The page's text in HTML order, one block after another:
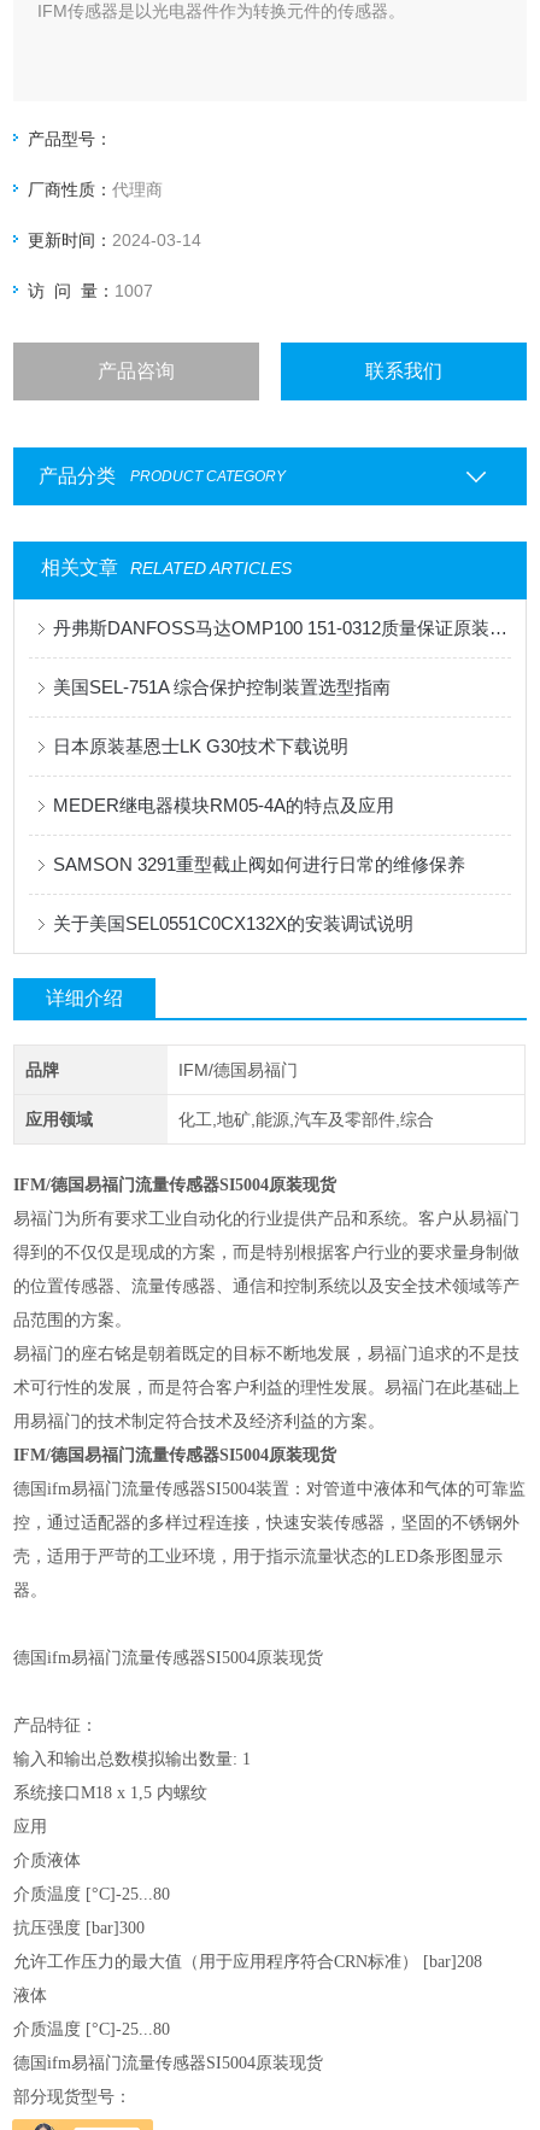
IFM传感器是以光电器件作为转换元件的传感器。
产品型号：
厂商性质：代理商
更新时间： 2024-03-14
访 问 量： 1007
产品咨询 联系我们
产品分类 PRODUCT CATEGORY
相关文章 RELATED ARTICLES
丹弗斯DANFOSS马达OMP100 151-0312质量保证原装现货供应
美国SEL-751A 综合保护控制装置选型指南
日本原装基恩士LK G30技术下载说明
MEDER继电器模块RM05-4A的特点及应用
SAMSON 3291重型截止阀如何进行日常的维修保养
关于美国SEL​0551C0CX132X的安装调试说明
详细介绍
品牌 IFM/德国易福门
应用领域 化工,地矿,能源,汽车及零部件,综合
IFM/德国易福门流量传感器SI5004原装现货
易福门为所有要求工业自动化的行业提供产品和系统。客户从易福门
得到的不仅仅是现成的方案，而是特别根据客户行业的要求量身制做
的位置传感器、流量传感器、通信和控制系统以及安全技术领域等产
品范围的方案。
易福门的座右铭是朝着既定的目标不断地发展，易福门追求的不是技
术可行性的发展，而是符合客户利益的理性发展。易福门在此基础上
用易福门的技术制定符合技术及经济利益的方案。
IFM/德国易福门流量传感器SI5004原装现货
德国ifm易福门流量传感器SI5004装置：对管道中液体和气体的可靠监
控，通过适配器的多样过程连接，快速安装传感器，坚固的不锈钢外
壳，适用于严苛的工业环境，用于指示流量状态的LED条形图显示
器。
德国ifm易福门流量传感器SI5004原装现货
产品特征：
输入和输出总数模拟输出数量: 1
系统接口M18 x 1,5 内螺纹
应用
介质液体
介质温度 [°C]-25...80
抗压强度 [bar]300
允许工作压力的最大值（用于应用程序符合CRN标准） [bar]208
液体
介质温度 [°C]-25...80
德国ifm易福门流量传感器SI5004原装现货
部分现货型号：